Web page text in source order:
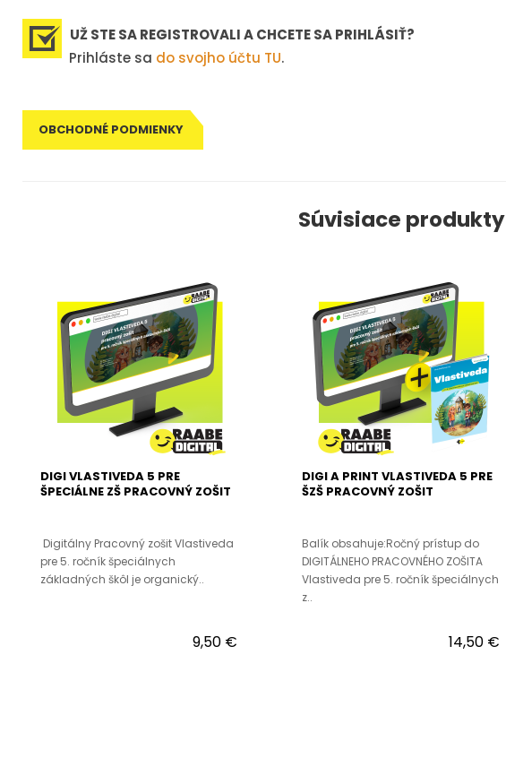
UŽ STE SA REGISTROVALI A CHCETE SA PRIHLÁSIŤ?
Prihláste sa do svojho účtu TU.
OBCHODNÉ PODMIENKY
Súvisiace produkty
DIGI VLASTIVEDA 5 PRE
ŠPECIÁLNE ZŠ PRACOVNÝ ZOŠIT
Digitálny Pracovný zošit Vlastiveda
pre 5. ročník špeciálnych
základných škôl je organický..
9,50 €
DIGI A PRINT VLASTIVEDA 5 PRE
ŠZŠ PRACOVNÝ ZOŠIT
Balík obsahuje:Ročný prístup do
DIGITÁLNEHO PRACOVNÉHO ZOŠITA
Vlastiveda pre 5. ročník špeciálnych
z..
14,50 €